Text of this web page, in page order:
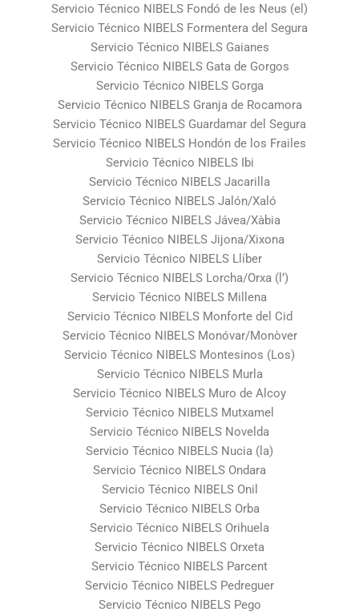
Servicio Técnico NIBELS Fondó de les Neus (el)
Servicio Técnico NIBELS Formentera del Segura
Servicio Técnico NIBELS Gaianes
Servicio Técnico NIBELS Gata de Gorgos
Servicio Técnico NIBELS Gorga
Servicio Técnico NIBELS Granja de Rocamora
Servicio Técnico NIBELS Guardamar del Segura
Servicio Técnico NIBELS Hondón de los Frailes
Servicio Técnico NIBELS Ibi
Servicio Técnico NIBELS Jacarilla
Servicio Técnico NIBELS Jalón/Xaló
Servicio Técnico NIBELS Jávea/Xàbia
Servicio Técnico NIBELS Jijona/Xixona
Servicio Técnico NIBELS Llíber
Servicio Técnico NIBELS Lorcha/Orxa (l’)
Servicio Técnico NIBELS Millena
Servicio Técnico NIBELS Monforte del Cid
Servicio Técnico NIBELS Monóvar/Monòver
Servicio Técnico NIBELS Montesinos (Los)
Servicio Técnico NIBELS Murla
Servicio Técnico NIBELS Muro de Alcoy
Servicio Técnico NIBELS Mutxamel
Servicio Técnico NIBELS Novelda
Servicio Técnico NIBELS Nucia (la)
Servicio Técnico NIBELS Ondara
Servicio Técnico NIBELS Onil
Servicio Técnico NIBELS Orba
Servicio Técnico NIBELS Orihuela
Servicio Técnico NIBELS Orxeta
Servicio Técnico NIBELS Parcent
Servicio Técnico NIBELS Pedreguer
Servicio Técnico NIBELS Pego